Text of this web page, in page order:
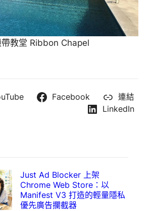
教堂 Ribbon Chapel
Facebook
連結
LinkedIn
Just Ad Blocker 上架
Chrome Web Store：以
Manifest V3 打造的輕量隱私
優先廣告攔截器